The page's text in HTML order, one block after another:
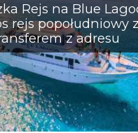
Rejs na Blue
rejs popołudniowy z
z adresu